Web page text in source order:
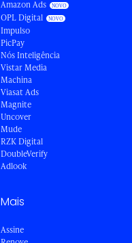
Amazon Ads
OPL Digital
Impulso
PicPay
Nós Inteligência
Vistar Media
Machina
Viasat Ads
Magnite
Uncover
Mude
RZK Digital
DoubleVerify
Adlook
Mais
Assine